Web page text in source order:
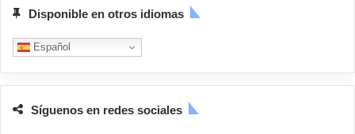
Disponible en otros idiomas
Español
Síguenos en redes sociales